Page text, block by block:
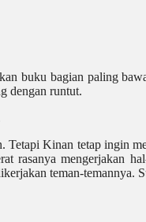
buku bagian paling
dengan runtut.
Tetapi Kinan tetap ingin
rasanya mengerjakan
teman-temannya.